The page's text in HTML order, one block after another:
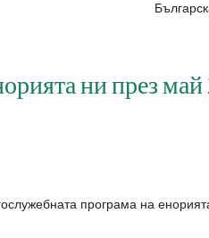
ни през
програма на